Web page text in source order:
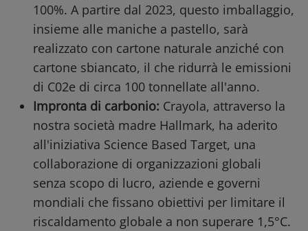
100%. A partire dal 2023, questo imballaggio,
insieme alle maniche a pastello, sarà
realizzato con cartone naturale anziché con
cartone sbiancato, il che ridurrà le emissioni
di C02e di circa 100 tonnellate all'anno.
Impronta di carbonio: Crayola, attraverso la
nostra società madre Hallmark, ha aderito
all'iniziativa Science Based Target, una
collaborazione di organizzazioni globali
senza scopo di lucro, aziende e governi
mondiali che fissano obiettivi per limitare il
riscaldamento globale a non superare 1,5°C.